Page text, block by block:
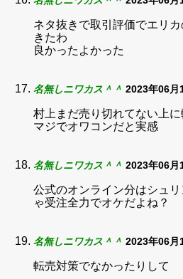
ネタ抜きで取引評価でエリ
きたわ
良かったよかった
名無しニワカス＾＾ 2023年06月
村上まだ売り切れてない上に
マジでオワコンだと実感
名無しニワカス＾＾ 2023年06月
公式のオンライン分はシュ
ゃ受注全力でオケだよね？
名無しニワカス＾＾ 2023年06月
転売対策でなかったりして